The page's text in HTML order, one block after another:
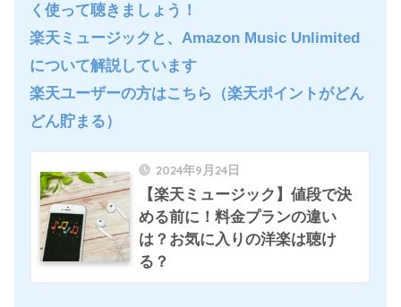
く使って聴きましょう！
楽天ミュージックと、Amazon Music Unlimited
について解説しています
楽天ユーザーの方はこちら
（楽天ポイントがどん
どん貯まる）
2024年9月24日
【楽天ミュージック】値段で決
める前に！料金プランの違い
は？お気に入りの洋楽は聴け
る？